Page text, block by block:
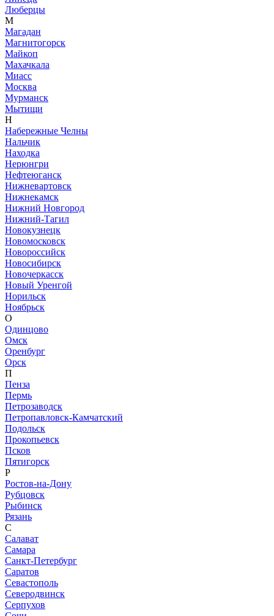
Люберцы
М
Магадан
Магнитогорск
Майкоп
Махачкала
Миасс
Москва
Мурманск
Мытищи
Н
Набережные Челны
Нальчик
Находка
Нерюнгри
Нефтеюганск
Нижневартовск
Нижнекамск
Нижний Новгород
Нижний-Тагил
Новокузнецк
Новомосковск
Новороссийск
Новосибирск
Новочеркасск
Новый Уренгой
Норильск
Ноябрьск
О
Одинцово
Омск
Оренбург
Орск
П
Пенза
Пермь
Петрозаводск
Петропавловск-Камчатский
Подольск
Прокопьевск
Псков
Пятигорск
Р
Ростов-на-Дону
Рубцовск
Рыбинск
Рязань
С
Салават
Самара
Санкт-Петербург
Саратов
Севастополь
Северодвинск
Серпухов